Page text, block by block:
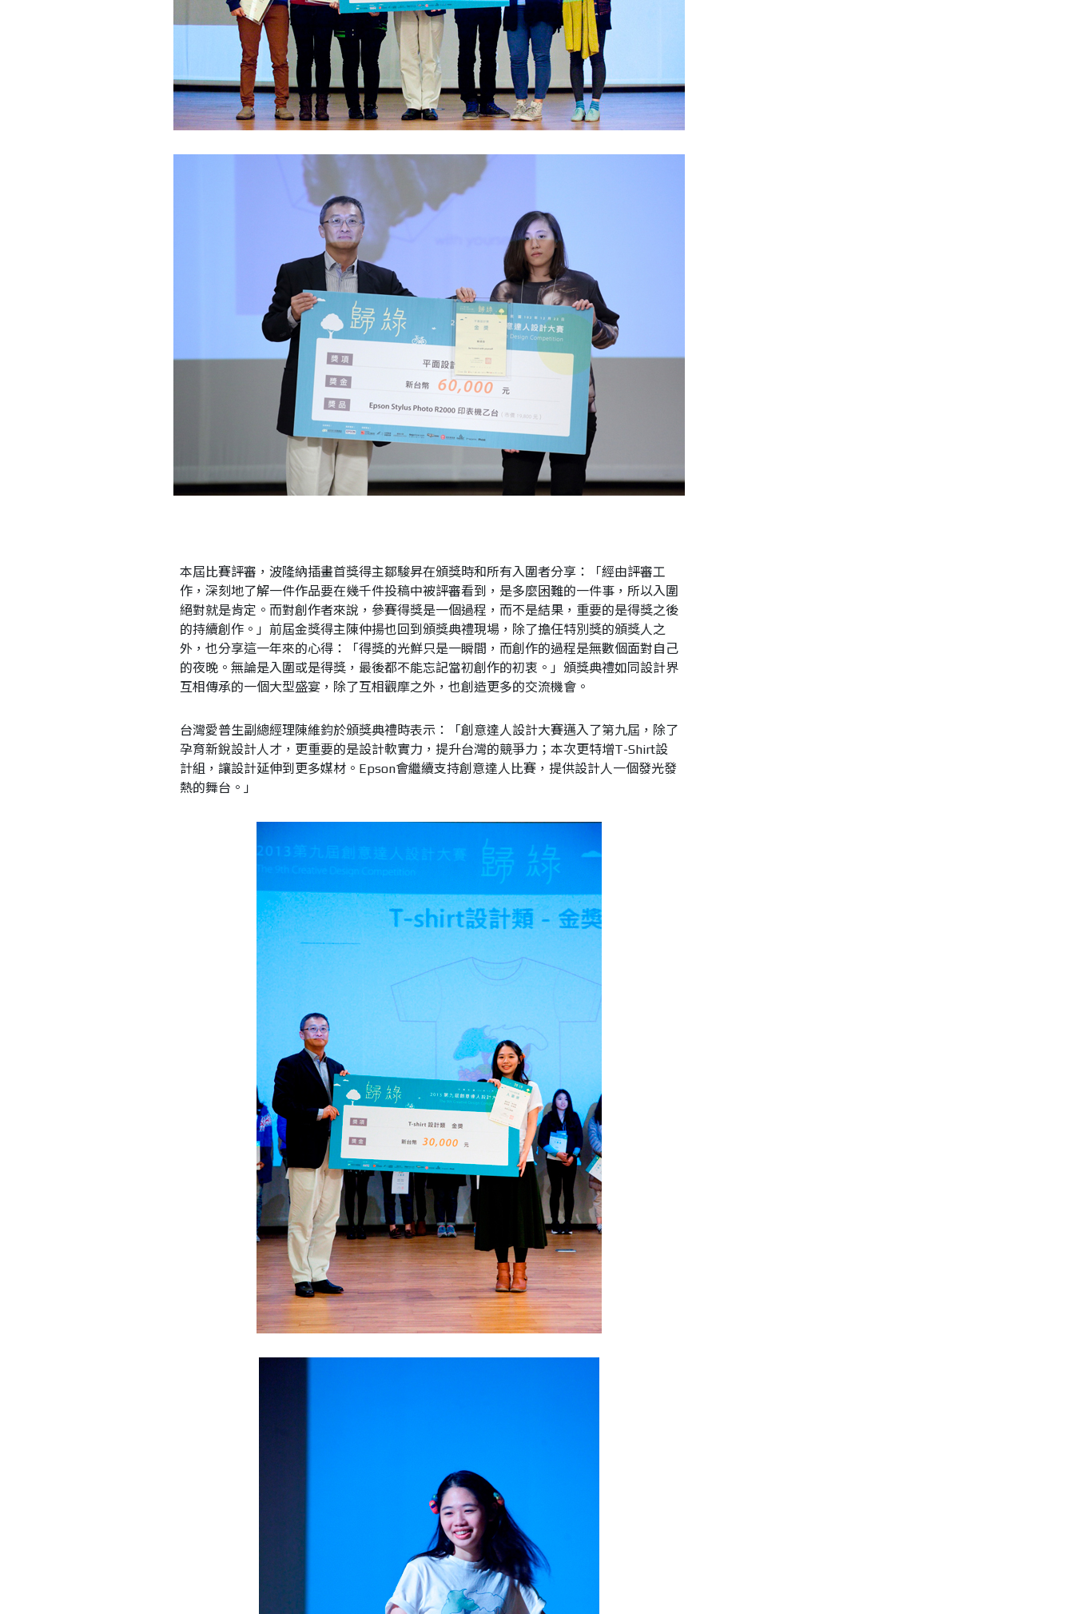
本屆比賽評審，波隆納插畫首獎得主鄒駿昇在頒獎時和所有入圍者分享：「經由評審工
作，深刻地了解一件作品要在幾千件投稿中被評審看到，是多麼困難的一件事，所以入圍
絕對就是肯定。而對創作者來說，參賽得獎是一個過程，而不是結果，重要的是得獎之後
的持續創作。」前屆金獎得主陳仲揚也回到頒獎典禮現場，除了擔任特別獎的頒獎人之
外，也分享這一年來的心得：「得獎的光鮮只是一瞬間，而創作的過程是無數個面對自己
的夜晚。無論是入圍或是得獎，最後都不能忘記當初創作的初衷。」頒獎典禮如同設計界
互相傳承的一個大型盛宴，除了互相觀摩之外，也創造更多的交流機會。
台灣愛普生副總經理陳維鈞於頒獎典禮時表示：「創意達人設計大賽邁入了第九屆，除了
孕育新銳設計人才，更重要的是設計軟實力，提升台灣的競爭力；本次更特增T-Shirt設
計組，讓設計延伸到更多媒材。Epson會繼續支持創意達人比賽，提供設計人一個發光發
熱的舞台。」